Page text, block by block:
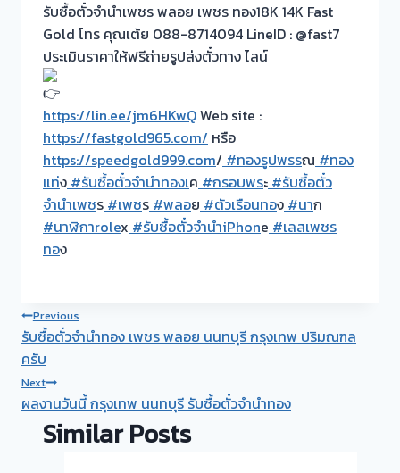
รับซื้อตั๋วจำนำเพชร พลอย เพชร ทอง18K 14K Fast
Gold โทร คุณเต้ย 088-8714094 LineID : @fast7
ประเมินราคาให้ฟรีถ่ายรูปส่งตั๋วทาง ไลน์
https://lin.ee/jm6HKwQWeb site :
https://fastgold965.com/ หรือ
https://speedgold999.com/ #ทองรูปพรรณ #ทอง
แท่ง #รับซื้อตั๋วจำนำทองเค #กรอบพระ #รับซื้อตั๋ว
จำนำเพชร #เพชร #พลอย #ตัวเรือนทอง #นาก
#นาฬิกาrolex #รับซื้อตั๋วจำนำiPhone #เลสเพชร
ทอง
Post
navigation
Previous
รับซื้อตั๋วจำนำทอง เพชร พลอย นนทบุรี กรุงเทพ ปริมณฑล
ครับ
Next
ผลงานวันนี้ กรุงเทพ นนทบุรี รับซื้อตั๋วจำนำทอง
Similar Posts